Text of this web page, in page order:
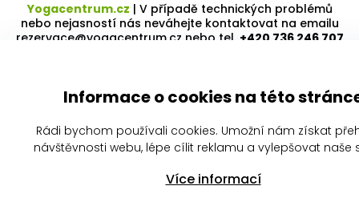
Yogacentrum.cz | V případě technických problémů
nebo nejasností nás neváhejte kontaktovat na emailu
rezervace@yogacentrum.cz nebo tel. +420 736 246 707
Informace o cookies na této
Rádi bychom používali cookies. Umožní nám získat
návštěvnosti webu, lépe cílit reklamu a vylepšovat naše
Více informací